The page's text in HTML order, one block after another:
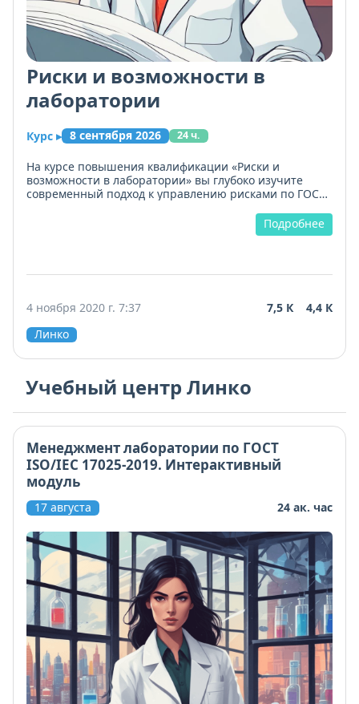
Риски и возможности в
лаборатории
Курс ▸ 8 сентября 2026 24 ч.
На курсе повышения квалификации «Риски и
возможности в лаборатории» вы глубоко изучите
современный подход к управлению рисками по ГОСТ
идентификации, оценки и обработки рисков, включая
риски, связанные с беспристрастностью и
развития лаборатории и использовать их.
Освоите полный цикл: от определения критериев
оценки до мониторинга результативности
мероприятий. В программе - деловая игра,
интерактивный модуль и практические задания. Все
материалы актуализированы под требования
повышении квалификации. Шаблоны процедур и
реестр рисков можно сразу внедрить в работу.
Подробнее
4 ноября 2020 г. 7:37 7,5 К
4,4 К
Линко
Учебный центр Линко
Менеджмент лаборатории по ГОСТ
ISO/IEC 17025-2019. Интерактивный
модуль
17 августа 24 ак. час